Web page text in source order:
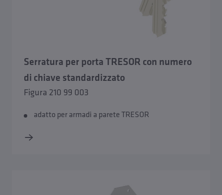
Serratura per porta TRESOR con numero
di chiave standardizzato
Figura 210 99 003
adatto per armadi a parete TRESOR